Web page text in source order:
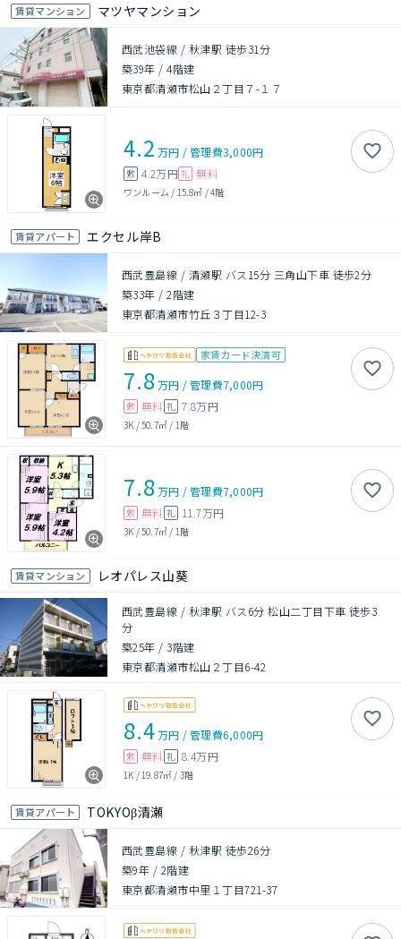
賃貸マンション マツヤマンション
西武池袋線 / 秋津駅 徒歩31分
築39年 /4階建
東京都清瀬市松山２丁目７-１７
4.2 万円 /管理費3,000円
敷 4.2万円 礼 無料
ワンルーム / 15.8㎡ /4階
賃貸アパート エクセル岸B
西武豊島線 / 清瀬駅 バス15分 三角山下車 徒歩2分
築33年 /2階建
東京都清瀬市竹丘３丁目12-3
家賃カード決済可
7.8万円 /管理費7,000円
敷 無料 礼 7.8万円
3K /50.7㎡ / 1階
7.8万円 /管理費7,000円
敷 無料 礼 11.7万円
3K /50.7㎡ / 1階
賃貸マンション レオパレス山葵
西武豊島線 / 秋津駅 バス6分 松山二丁目下車 徒歩3
分
築25年 / 3階建
東京都清瀬市松山２丁目6-42
8.4万円 /管理費6,000円
敷 無料 礼 8.4万円
1K /19.87㎡ / 3階
賃貸アパート TOKYOβ清瀬
西武豊島線 / 秋津駅 徒歩26分
築9年 / 2階建
東京都清瀬市中里１丁目721-37